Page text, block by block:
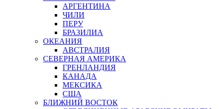
АРГЕНТИНА
ЧИЛИ
ПЕРУ
БРАЗИЛИА
ОКЕАНИЯ
АВСТРАЛИЯ
СЕВЕРНАЯ АМЕРИКА
ГРЕНЛАНДИЯ
КАНАДА
МЕКСИКА
США
БЛИЖНИЙ ВОСТОК